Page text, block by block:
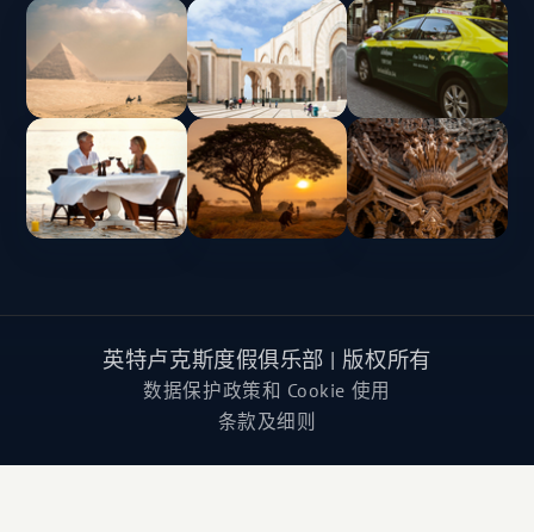
英特卢克斯度假俱乐部 | 版权所有
数据保护政策和 Cookie 使用
条款及细则